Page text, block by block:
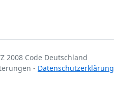
2008 Code Deutschland
- Datenschutzerklärung